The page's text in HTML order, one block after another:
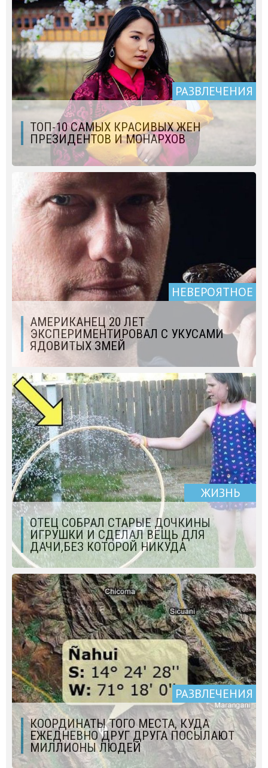
РАЗВЛЕЧЕНИЯ
ТОП-10 САМЫХ КРАСИВЫХ ЖЕН
ПРЕЗИДЕНТОВ И МОНАРХОВ
НЕВЕРОЯТНОЕ
АМЕРИКАНЕЦ 20 ЛЕТ
ЭКСПЕРИМЕНТИРОВАЛ С УКУСАМИ
ЯДОВИТЫХ ЗМЕЙ
ЖИЗНЬ
ОТЕЦ СОБРАЛ СТАРЫЕ ДОЧКИНЫ
ИГРУШКИ И СДЕЛАЛ ВЕЩЬ ДЛЯ
ДАЧИ,БЕЗ КОТОРОЙ НИКУДА
РАЗВЛЕЧЕНИЯ
КООРДИНАТЫ ТОГО МЕСТА, КУДА
ЕЖЕДНЕВНО ДРУГ ДРУГА ПОСЫЛАЮТ
МИЛЛИОНЫ ЛЮДЕЙ